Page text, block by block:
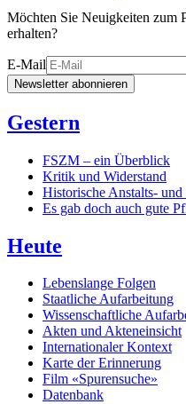
Möchten Sie Neuigkeiten zum
erhalten?
E-Mail
Newsletter abonnieren
Gestern
FSZM – ein Überblick
Kritik und Widerstand
Historische Anstalts-
Es gab doch auch gute
Heute
Lebenslange Folgen
Staatliche Aufarbeitung
Wissenschaftliche
Akten und Akteneinsicht
Internationaler Kontext
Karte der Erinnerung
Film «Spurensuche»
Datenbank